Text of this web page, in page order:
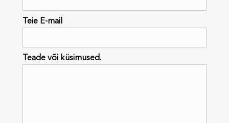
Teie E-mail
Teade või küsimused.